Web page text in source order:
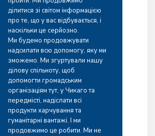
ділитися зі світом інформацією
про те, що у вас відбувається, і
наскільки це серйозно.
Ми будемо продовжувати
надсилати всю допомогу, яку ми
зможемо. Ми згуртували нашу
ділову спільноту, щоб
допомогти громадським
організаціям тут, у Чикаго та
передмісті, надіслати всі
продукти харчування та
гуманітарні вантажі. І ми
продовжимо це робити. Ми не